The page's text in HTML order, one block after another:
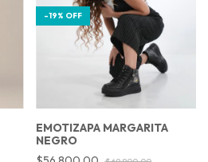
-19% OFF
EMOTIZAPA MARGARITA
NEGRO